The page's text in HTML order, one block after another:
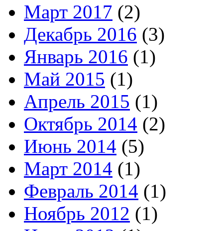
Март 2017 (2)
Декабрь 2016 (3)
Январь 2016 (1)
Май 2015 (1)
Апрель 2015 (1)
Октябрь 2014 (2)
Июнь 2014 (5)
Март 2014 (1)
Февраль 2014 (1)
Ноябрь 2012 (1)